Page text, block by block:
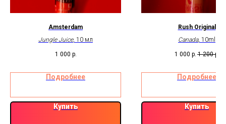
Amsterdam
Jungle Juice, 10 мл
1 000 р.
Подробнее
Купить
Rush Original
Canada, 10ml
1 000 р. 1 200 р.
Подробнее
Купить